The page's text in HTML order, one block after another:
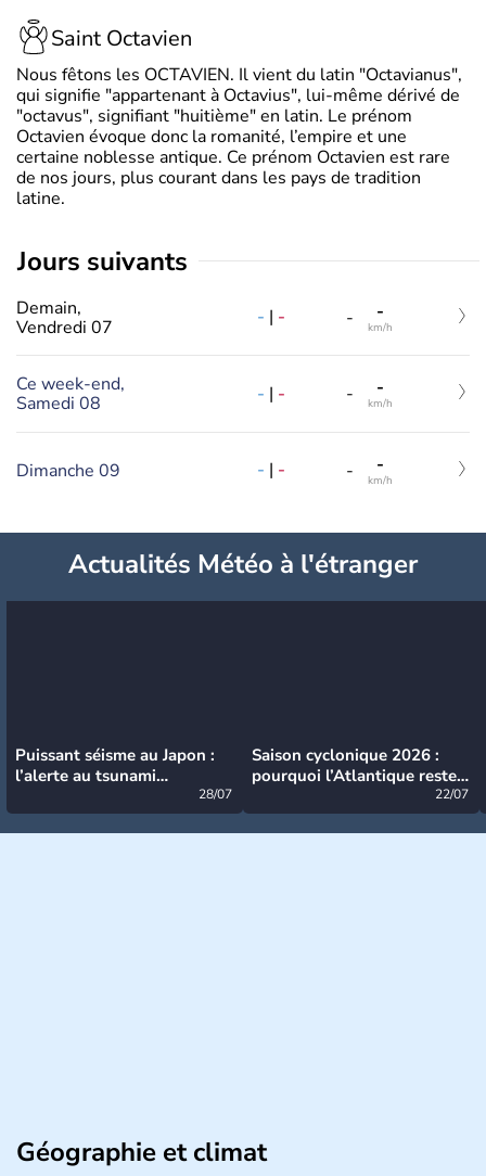
Saint Octavien
Nous fêtons les OCTAVIEN. Il vient du latin "Octavianus",
qui signifie "appartenant à Octavius", lui-même dérivé de
"octavus", signifiant "huitième" en latin. Le prénom
Octavien évoque donc la romanité, l’empire et une
certaine noblesse antique. Ce prénom Octavien est rare
de nos jours, plus courant dans les pays de tradition
latine.
jours suivants
Demain,
Vendredi 07
- | - - -
km/h
Ce week-end,
Samedi 08
- | - - -
km/h
Dimanche 09 - | - - -
km/h
Actualités Météo à l'étranger
Puissant séisme au Japon :
l’alerte au tsunami
28/07
Saison cyclonique 2026 :
pourquoi l’Atlantique reste
22/07
Géographie et climat